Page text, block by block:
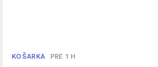
KOŠARKA PRE 1 H